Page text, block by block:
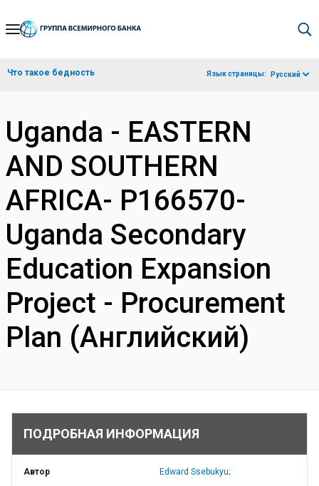
Skip
Navigation
Что такое бедность Язык страницы: Русский
Uganda - EASTERN
AND SOUTHERN
AFRICA- P166570-
Uganda Secondary
Education Expansion
Project - Procurement
Plan (Английский)
ПОДРОБНАЯ ИНФОРМАЦИЯ
Автор Edward Ssebukyu;